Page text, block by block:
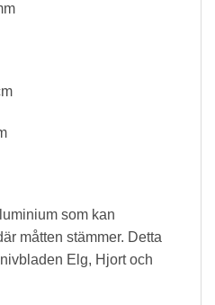
som kan
måtten stämmer. Detta
Elg, Hjort och